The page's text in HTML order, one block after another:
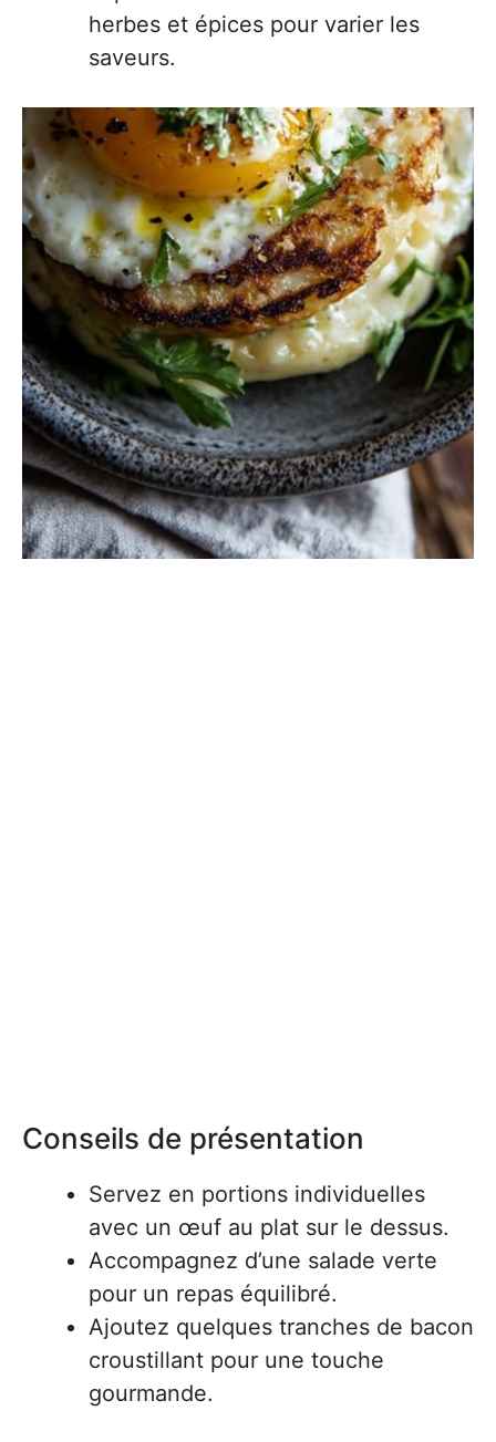
herbes et épices pour varier les
saveurs.
Conseils de présentation
Servez en portions individuelles
avec un œuf au plat sur le dessus.
Accompagnez d’une salade verte
pour un repas équilibré.
Ajoutez quelques tranches de bacon
croustillant pour une touche
gourmande.